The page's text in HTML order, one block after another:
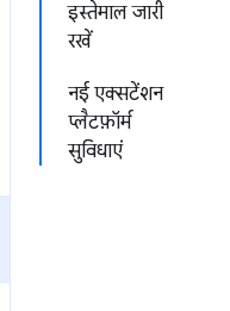
इस्तेमाल जारी
रखें
नई एक्सटेंशन
प्लैटफ़ॉर्म
सुविधाएं